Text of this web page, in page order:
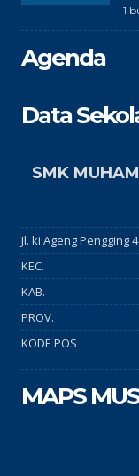
1
Agenda
Data
SMK
Jl. ki Ageng Pengging
KEC.
KAB.
PROV.
KODE POS
MAPS